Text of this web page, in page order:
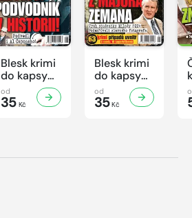
Blesk krimi
do kapsy
č.6/2026
od
35Kč
Blesk krimi
do kapsy
č.5/2026
od
35Kč